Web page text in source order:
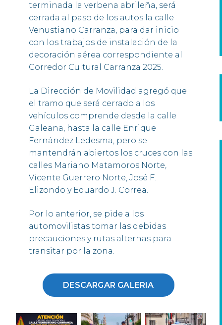
terminada la verbena abrileña, será
cerrada al paso de los autos la calle
Venustiano Carranza, para dar inicio
con los trabajos de instalación de la
decoración aérea correspondiente al
Corredor Cultural Carranza 2025.
La Dirección de Movilidad agregó que
el tramo que será cerrado a los
vehículos comprende desde la calle
Galeana, hasta la calle Enrique
Fernández Ledesma, pero se
mantendrán abiertos los cruces con las
calles Mariano Matamoros Norte,
Vicente Guerrero Norte, José F.
Elizondo y Eduardo J. Correa.
Por lo anterior, se pide a los
automovilistas tomar las debidas
precauciones y rutas alternas para
transitar por la zona.
DESCARGAR GALERIA